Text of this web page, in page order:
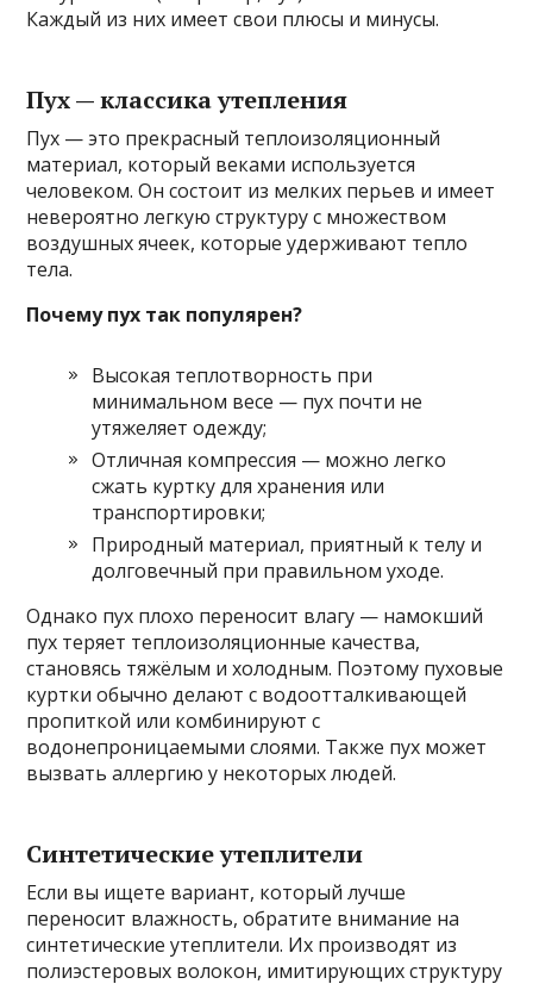
Каждый из них имеет свои плюсы и минусы.
Пух — классика утепления
Пух — это прекрасный теплоизоляционный
материал, который веками используется
человеком. Он состоит из мелких перьев и имеет
невероятно легкую структуру с множеством
воздушных ячеек, которые удерживают тепло
тела.
Почему пух так популярен?
Высокая теплотворность при
минимальном весе — пух почти не
утяжеляет одежду;
Отличная компрессия — можно легко
сжать куртку для хранения или
транспортировки;
Природный материал, приятный к телу и
долговечный при правильном уходе.
Однако пух плохо переносит влагу — намокший
пух теряет теплоизоляционные качества,
становясь тяжёлым и холодным. Поэтому пуховые
куртки обычно делают с водоотталкивающей
пропиткой или комбинируют с
водонепроницаемыми слоями. Также пух может
вызвать аллергию у некоторых людей.
Синтетические утеплители
Если вы ищете вариант, который лучше
переносит влажность, обратите внимание на
синтетические утеплители. Их производят из
полиэстеровых волокон, имитирующих структуру